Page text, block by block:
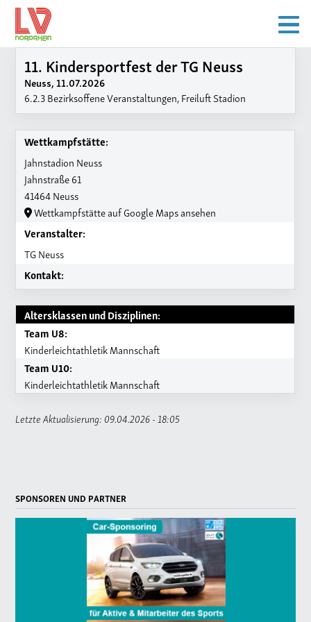
11. Kindersportfest der TG Neuss
Neuss, 11.07.2026
6.2.3 Bezirksoffene Veranstaltungen, Freiluft Stadion
Wettkampfstätte:
Jahnstadion Neuss
Jahnstraße 61
41464 Neuss
Wettkampfstätte auf Google Maps ansehen
Veranstalter:
TG Neuss
Kontakt:
Altersklassen und Disziplinen:
Team U8:
Kinderleichtathletik Mannschaft
Team U10:
Kinderleichtathletik Mannschaft
Letzte Aktualisierung: 09.04.2026 - 18:05
SPONSOREN UND PARTNER